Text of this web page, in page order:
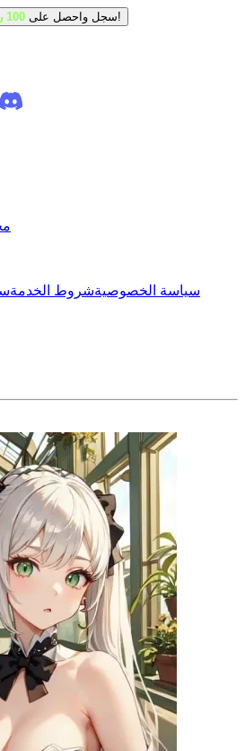
سجل واحصل على 100 رصيد مجاني لاستخدام الأدوات!
سياسة الخصوصيةشروط الخدمة